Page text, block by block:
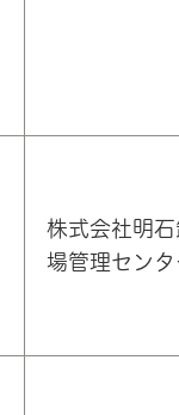
株式会社明
場管理センタ